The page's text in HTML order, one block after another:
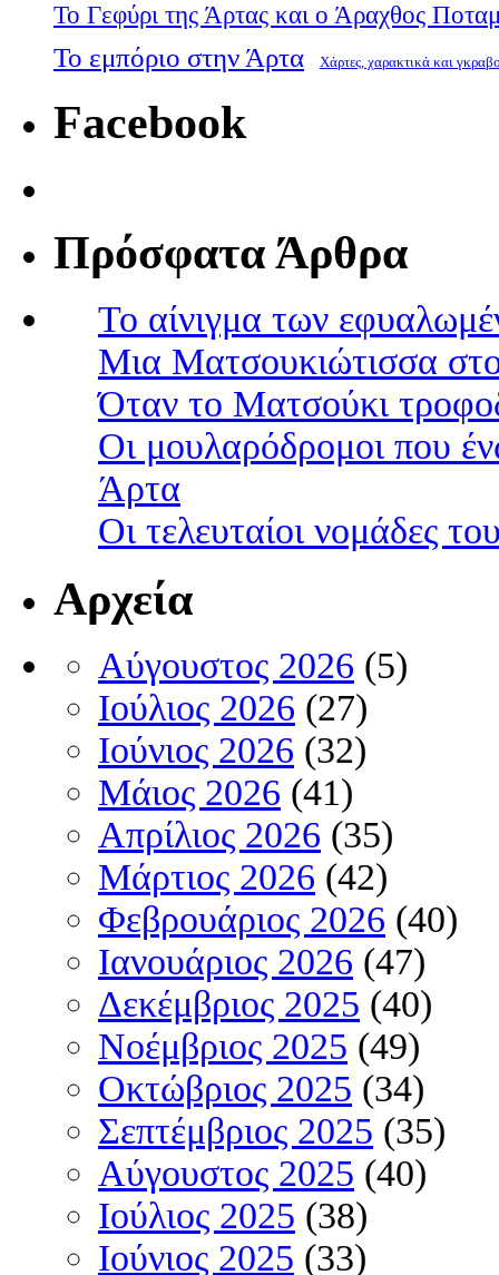
Το Γεφύρι της Άρτας και ο Άραχθος
Το εμπόριο στην Άρτα Χάρτες, χαρακτικά και
Facebook
Πρόσφατα Άρθρα
Το αίνιγμα των
Μια Ματσουκιώτισσα
Όταν το Ματσούκι
Οι μουλαρόδρομοι που
Άρτα
Οι τελευταίοι νομάδες
Αρχεία
Αύγουστος 2026 (5)
Ιούλιος 2026 (27)
Ιούνιος 2026 (32)
Μάιος 2026 (41)
Απρίλιος 2026 (35)
Μάρτιος 2026 (42)
Φεβρουάριος 2026 (40)
Ιανουάριος 2026 (47)
Δεκέμβριος 2025 (40)
Νοέμβριος 2025 (49)
Οκτώβριος 2025 (34)
Σεπτέμβριος 2025 (35)
Αύγουστος 2025 (40)
Ιούλιος 2025 (38)
Ιούνιος 2025 (33)